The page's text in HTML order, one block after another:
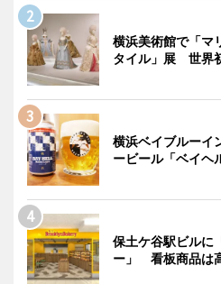
横浜美術館で「マ
タイル」展 世界
横浜ベイブルー
ービール「ベイヘ
保土ケ谷駅ビルに
ー」 看板商品は